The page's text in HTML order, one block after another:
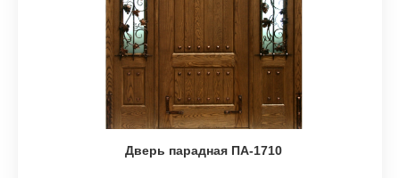
Дверь парадная ПА-1710